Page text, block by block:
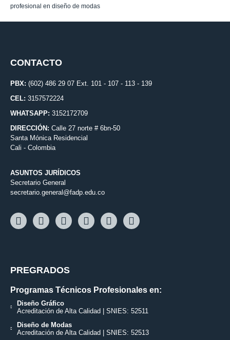
profesional en diseño de modas
CONTACTO
PBX: (602) 486 29 07 Ext. 101 - 107 - 113 - 139
CEL: 3157572224
WHATSAPP: 3152172709
DIRECCIÓN: Calle 27 norte # 6bn-50
Santa Mónica Residencial
Cali - Colombia
ASUNTOS JURÍDICOS
Secretario General
secretario.general@fadp.edu.co
PREGRADOS
Programas Técnicos Profesionales en:
Diseño Gráfico
Acreditación de Alta Calidad | SNIES: 52511
Diseño de Modas
Acreditación de Alta Calidad | SNIES: 52513